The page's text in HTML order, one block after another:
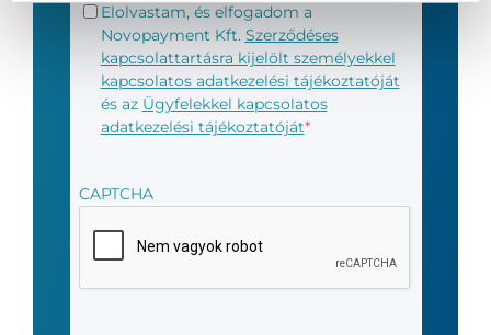
Általános
adatkezelési
tájékoztató*
Elolvastam, és elfogadom a
Novopayment Kft. Szerződéses
kapcsolattartásra kijelölt személyekkel
kapcsolatos adatkezelési tájékoztatóját
és az Ügyfelekkel kapcsolatos
adatkezelési tájékoztatóját*
CAPTCHA